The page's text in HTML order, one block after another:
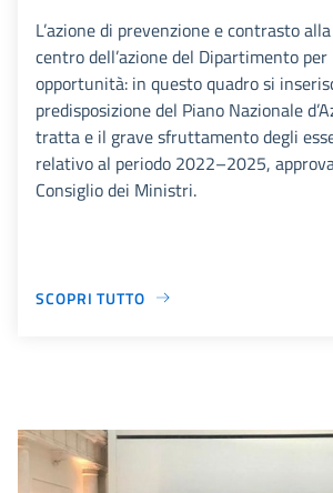
L’azione di prevenzione e contrasto
centro dell’azione del Dipartimento per
opportunità: in questo quadro si
predisposizione del Piano Nazionale
tratta e il grave sfruttamento degli
relativo al periodo 2022–2025,
Consiglio dei Ministri.
SCOPRI TUTTO